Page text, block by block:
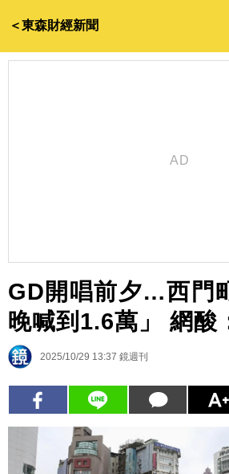
＜東森財經新聞
GD開唱前夕…西門
晚喊到1.6萬」 網酸
2025/10/29 13:37 鏡週刊